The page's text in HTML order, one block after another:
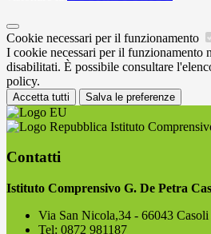
Cookie necessari per il funzionamento
I cookie necessari per il funzionamento
disabilitati. È possibile consultare
policy.
Accetta tutti Salva le preferenze
Istituto
Contatti
Istituto Comprensivo G. De Petra
Via San Nicola,34 - 66043
Tel: 0872 981187